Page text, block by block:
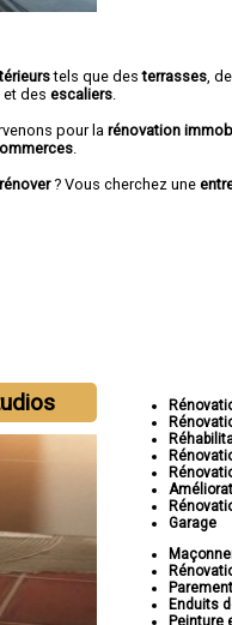
tels que desterrasses ,
et des escaliers
pour la rénovation
? Vous cherchez une
Garage
Enduits
Peinture